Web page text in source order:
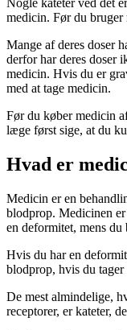
Nogle kateter ved det
medicin. Før du
Mange af deres doser
derfor har deres doser
medicin. Hvis du er
med at tage medicin.
Før du køber medicin
læge først sige, at du
Hvad er
Medicin er en
blodprop. Medicinen
en deformitet, mens
Hvis du har en
blodprop, hvis du
De mest almindelige,
receptorer, er kateter,